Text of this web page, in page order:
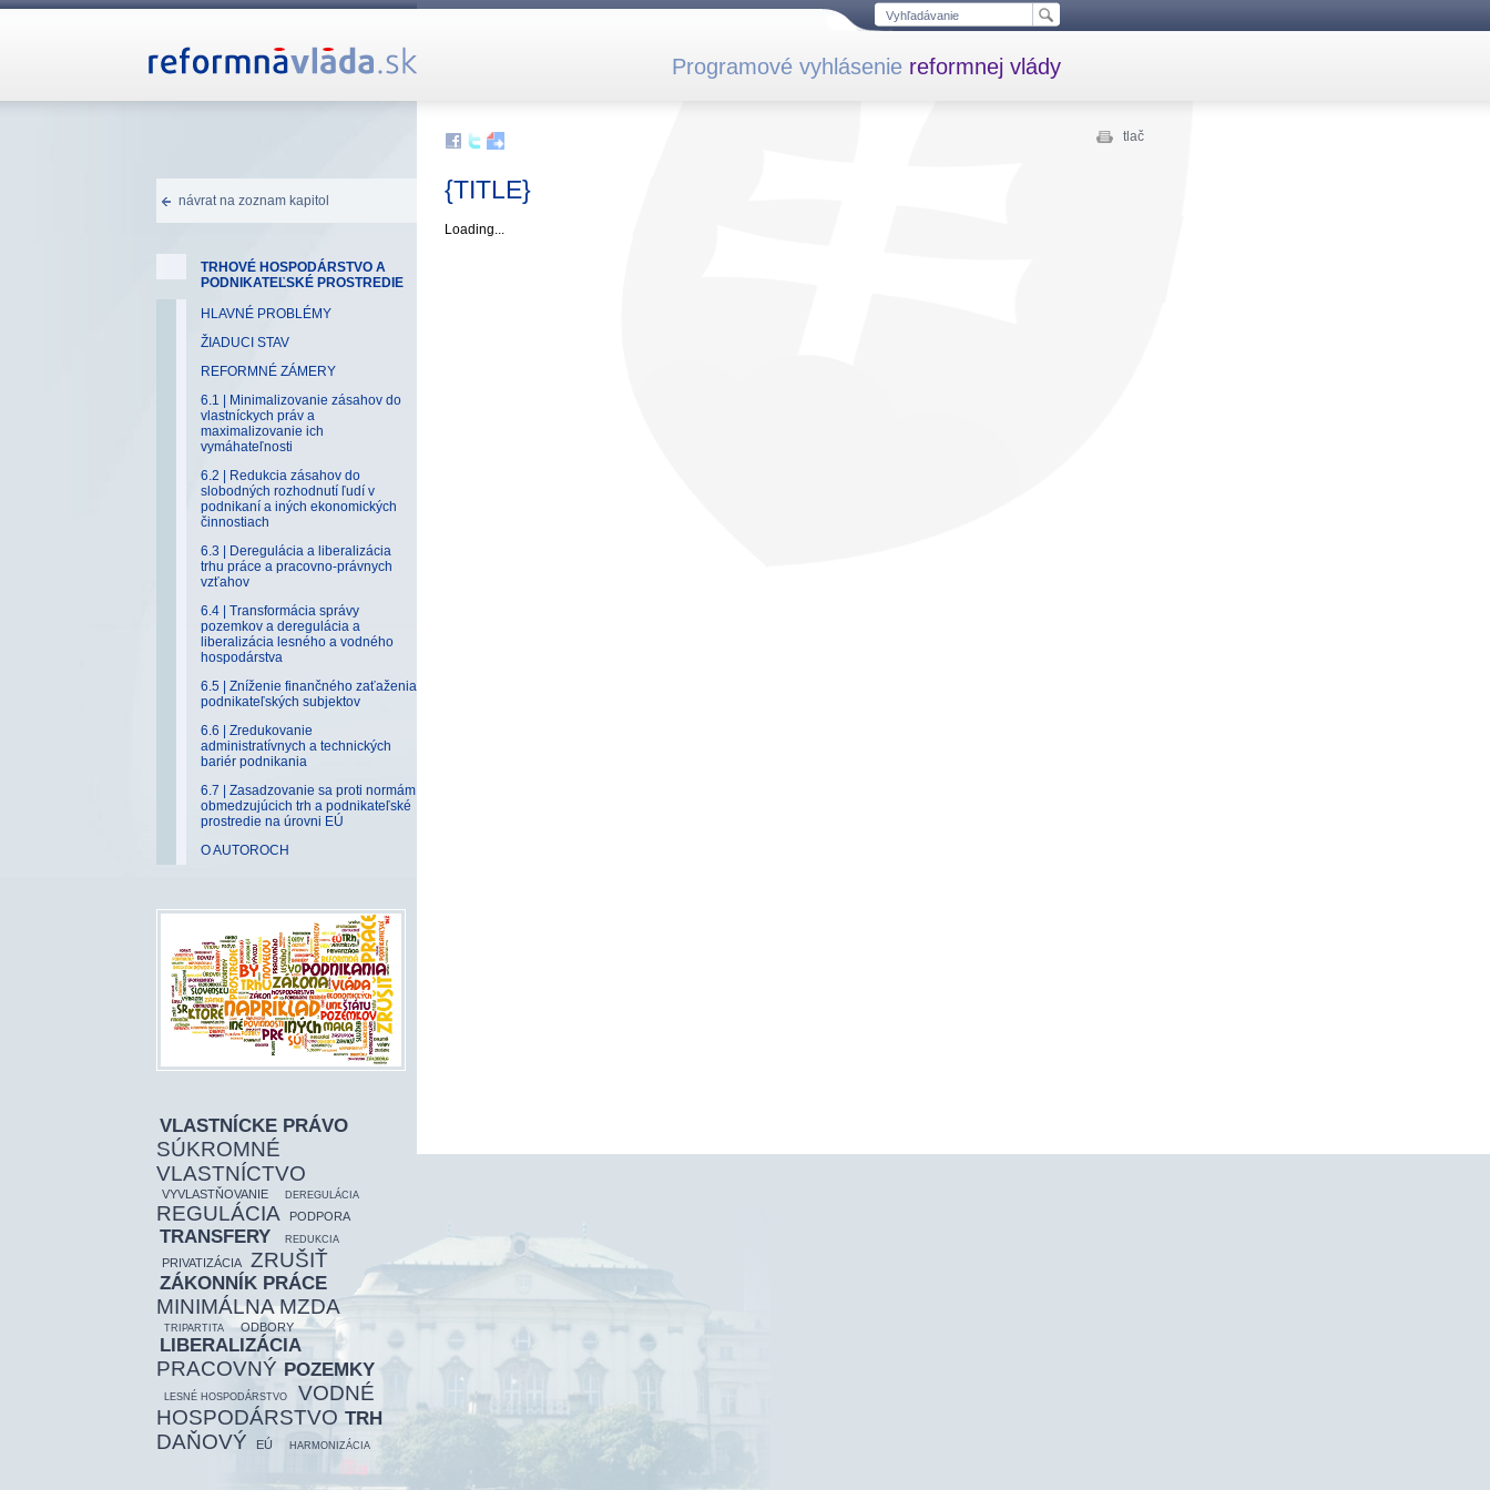
Programové vyhlásenie reformnej vlády
návrat na zoznam kapitol
TRHOVÉ HOSPODÁRSTVO A
PODNIKATEĽSKÉ PROSTREDIE
HLAVNÉ PROBLÉMY
ŽIADUCI STAV
REFORMNÉ ZÁMERY
6.1 | Minimalizovanie zásahov do
vlastníckych práv a
maximalizovanie ich
vymáhateľnosti
6.2 | Redukcia zásahov do
slobodných rozhodnutí ľudí v
podnikaní a iných ekonomických
činnostiach
6.3 | Deregulácia a liberalizácia
trhu práce a pracovno-právnych
vzťahov
6.4 | Transformácia správy
pozemkov a deregulácia a
liberalizácia lesného a vodného
hospodárstva
6.5 | Zníženie finančného zaťaženia
podnikateľských subjektov
6.6 | Zredukovanie
administratívnych a technických
bariér podnikania
6.7 | Zasadzovanie sa proti normám
obmedzujúcich trh a podnikateľské
prostredie na úrovni EÚ
O AUTOROCH
VLASTNÍCKE PRÁVO
SÚKROMNÉ
VLASTNÍCTVO
VYVLASTŇOVANIE DEREGULÁCIA
REGULÁCIA PODPORA
TRANSFERY REDUKCIA
PRIVATIZÁCIA ZRUŠIŤ
ZÁKONNÍK PRÁCE
MINIMÁLNA MZDA
TRIPARTITA ODBORY
LIBERALIZÁCIA
PRACOVNÝ POZEMKY
LESNÉ HOSPODÁRSTVO
VODNÉ
HOSPODÁRSTVO TRH
DAŇOVÝ EÚ HARMONIZÁCIA
tlač
{TITLE}
Loading...